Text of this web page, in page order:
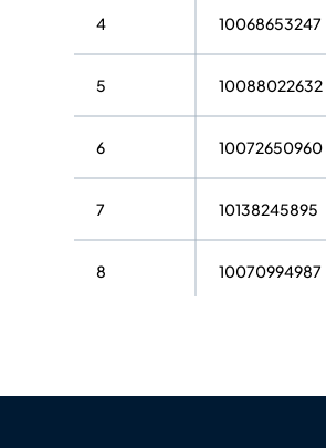
4 10068653247
5 10088022632
6 10072650960
7 10138245895
8 10070994987
10 10109427296